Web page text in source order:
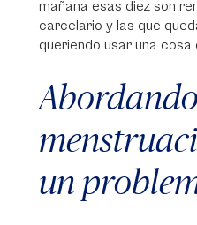
mañana esas diez son
carcelario y las que
queriendo usar una cosa
un